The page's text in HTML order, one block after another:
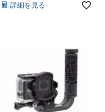
詳細を見る